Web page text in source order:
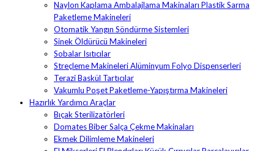
Naylon Kaplama Ambalajlama Makinaları Plastik Sarma
Paketleme Makineleri
Otomatik Yangın Söndürme Sistemleri
Sinek Öldürücü Makineleri
Sobalar Isıtıcılar
Streçleme Makineleri Alüminyum Folyo Dispenserleri
Terazi Baskül Tartıcılar
Vakumlu Poşet Paketleme-Yapıştırma Makineleri
Hazırlık Yardımcı Araçlar
Bıçak Sterilizatörleri
Domates Biber Salça Çekme Makinaları
Ekmek Dilimleme Makineleri